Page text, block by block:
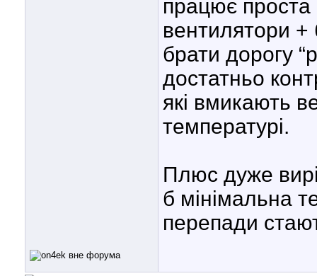
працює проста
вентилятори +
брати дорогу
достатньо
які вмикають
температурі.
Плюс дуже
б мінімальна
перепади